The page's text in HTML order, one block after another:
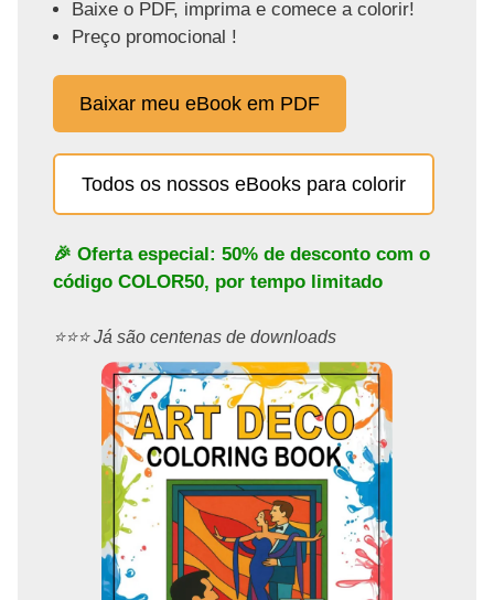
Baixe o PDF, imprima e comece a colorir!
Preço promocional !
Baixar meu eBook em PDF
Todos os nossos eBooks para colorir
🎉 Oferta especial: 50% de desconto com o
código COLOR50, por tempo limitado
⭐️⭐️⭐️ Já são centenas de downloads